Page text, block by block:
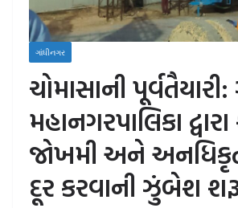
ગાંધીનગર
ચોમાસાની
મહાનગરપાલિકા
જોખમી અને અનધિકૃત
દૂર કરવાની ઝુંબેશ